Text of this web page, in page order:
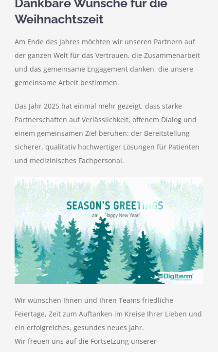
Kontakt
Weihnachtszeit
Am Ende des Jahres möchten wir unseren Partnern auf
der ganzen Welt für das Vertrauen, die Zusammenarbeit
und das gemeinsame Engagement danken, die unsere
gemeinsame Arbeit bestimmen.
Das Jahr 2025 hat einmal mehr gezeigt, dass starke
Partnerschaften auf Verlässlichkeit, offenem Dialog und
einem gemeinsamen Ziel beruhen: der Bereitstellung
sicherer, qualitativ hochwertiger Lösungen für Patienten
und medizinisches Fachpersonal.
Wir wünschen Ihnen und Ihren Teams friedliche
Feiertage, Zeit zum Auftanken im Kreise Ihrer Lieben und
ein erfolgreiches, gesundes neues Jahr.
Wir freuen uns auf die Fortsetzung unserer